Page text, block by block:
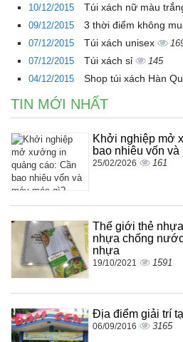
10/12/2015 Túi xách nữ màu
09/12/2015
3 thời điểm không
07/12/2015
Túi xách unisex
07/12/2015
Túi xách sỉ
145
04/12/2015
Shop túi xách Hàn
TIN MỚI NHẤT
Khởi nghiệp mở
bao nhiêu vốn và
25/02/2026 161
Thế giới thẻ
nhựa chống
nhựa
19/10/2021 1591
Địa điểm giải trí
06/09/2016 3165